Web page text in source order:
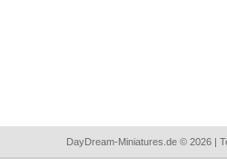
DayDream-Miniatures.de © 2026 |